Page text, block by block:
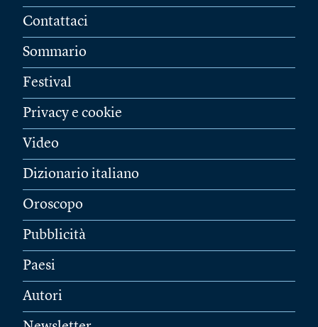
Contattaci
Sommario
Festival
Privacy e cookie
Video
Dizionario italiano
Oroscopo
Pubblicità
Paesi
Autori